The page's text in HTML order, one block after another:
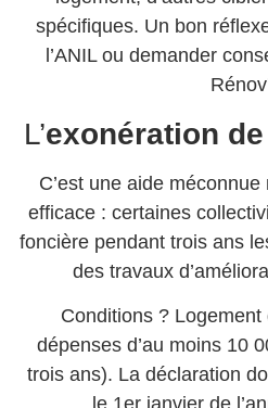
spécifiques. Un bon
l’ANIL ou demander
L’exonération
C’est une aide
efficace : certaines
foncière pendant trois ans
des travaux
Conditions ?
dépenses d’au moins 10
trois ans). La déclaration